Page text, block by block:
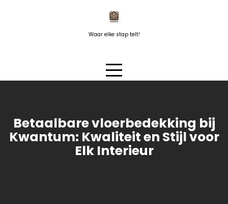
Waar elke stap telt!
Betaalbare vloerbedekking bij
Kwantum: Kwaliteit en Stijl voor
Elk Interieur